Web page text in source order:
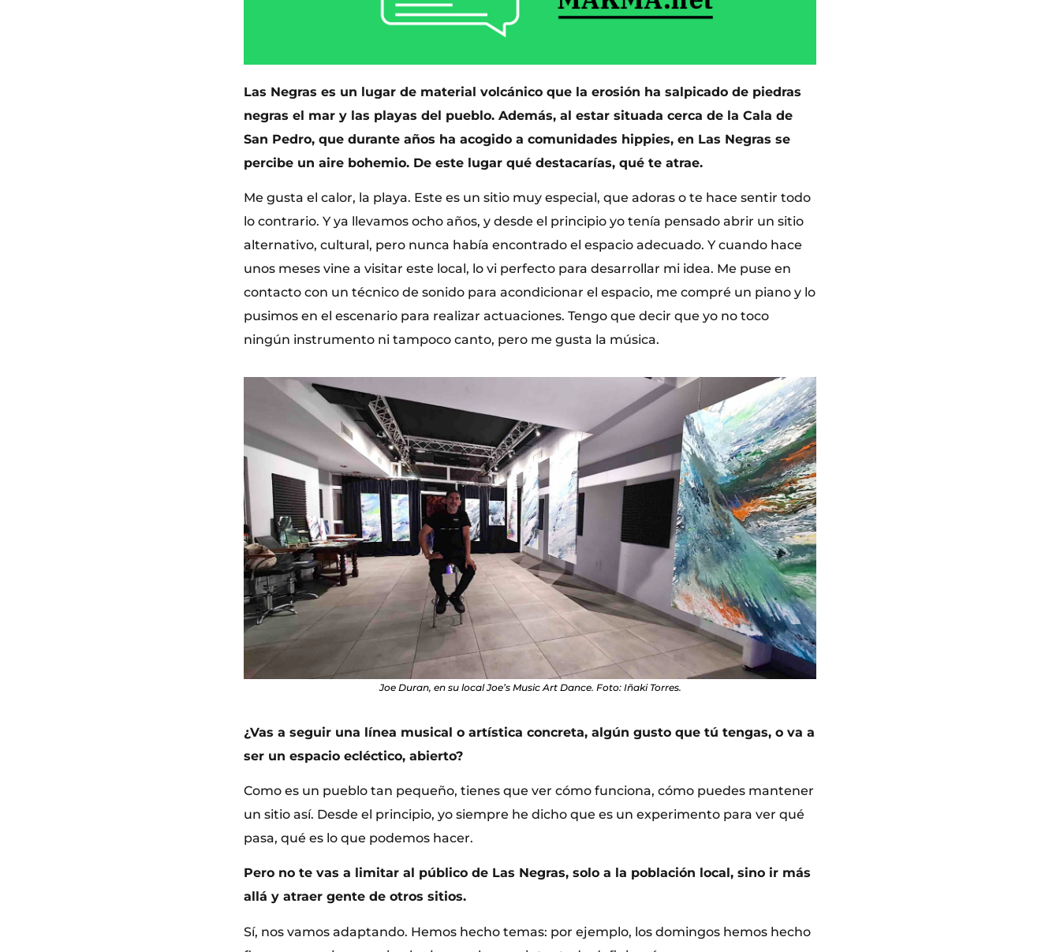
Las Negras es un lugar de material volcánico que la erosión ha salpicado de piedras
negras el mar y las playas del pueblo. Además, al estar situada cerca de la Cala de
San Pedro, que durante años ha acogido a comunidades hippies, en Las Negras se
percibe un aire bohemio. De este lugar qué destacarías, qué te atrae.
Me gusta el calor, la playa. Este es un sitio muy especial, que adoras o te hace sentir todo
lo contrario. Y ya llevamos ocho años, y desde el principio yo tenía pensado abrir un sitio
alternativo, cultural, pero nunca había encontrado el espacio adecuado. Y cuando hace
unos meses vine a visitar este local, lo vi perfecto para desarrollar mi idea. Me puse en
contacto con un técnico de sonido para acondicionar el espacio, me compré un piano y lo
pusimos en el escenario para realizar actuaciones. Tengo que decir que yo no toco
ningún instrumento ni tampoco canto, pero me gusta la música.
Joe Duran, en su local Joe’s Music Art Dance. Foto: Iñaki Torres.
¿Vas a seguir una línea musical o artística concreta, algún gusto que tú tengas, o va a
ser un espacio ecléctico, abierto?
Como es un pueblo tan pequeño, tienes que ver cómo funciona, cómo puedes mantener
un sitio así. Desde el principio, yo siempre he dicho que es un experimento para ver qué
pasa, qué es lo que podemos hacer.
Pero no te vas a limitar al público de Las Negras, solo a la población local, sino ir más
allá y atraer gente de otros sitios.
Sí, nos vamos adaptando. Hemos hecho temas: por ejemplo, los domingos hemos hecho